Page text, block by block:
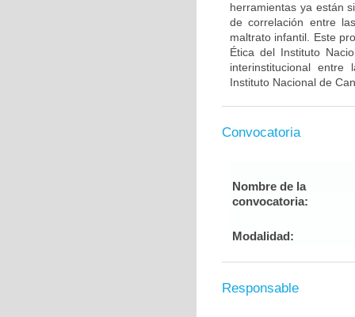
herramientas ya están
de correlación entre
maltrato infantil. Este
Ética del Instituto
interinstitucional entre
Instituto Nacional de
Convocatoria
Nombre de la
convocatoria:
Modalidad:
Responsable